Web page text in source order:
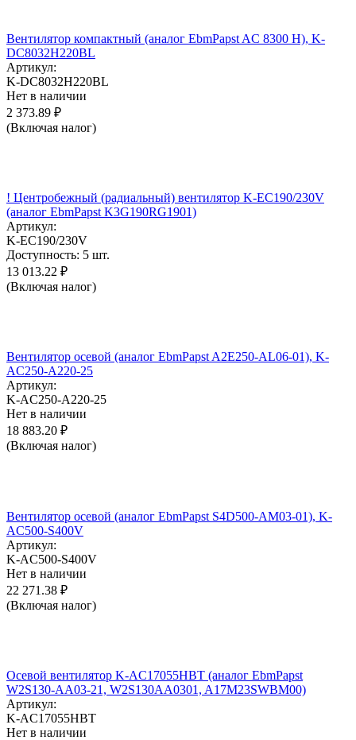
Вентилятор компактный (аналог EbmPapst AC 8300 H), K-
DC8032H220BL
Артикул:
K-DC8032H220BL
Нет в наличии
2 373.89 ₽
(Включая налог)
! Центробежный (радиальный) вентилятор K-EC190/230V
(аналог EbmPapst K3G190RG1901)
Артикул:
K-EC190/230V
Доступность: 5 шт.
13 013.22 ₽
(Включая налог)
Вентилятор осевой (аналог EbmPapst A2E250-AL06-01), K-
AC250-A220-25
Артикул:
K-AC250-A220-25
Нет в наличии
18 883.20 ₽
(Включая налог)
Вентилятор осевой (аналог EbmPapst S4D500-AM03-01), K-
AC500-S400V
Артикул:
K-AC500-S400V
Нет в наличии
22 271.38 ₽
(Включая налог)
Осевой вентилятор K-AC17055HBT (аналог EbmPapst
W2S130-AA03-21, W2S130AA0301, A17M23SWBM00)
Артикул:
K-AC17055HBT
Нет в наличии